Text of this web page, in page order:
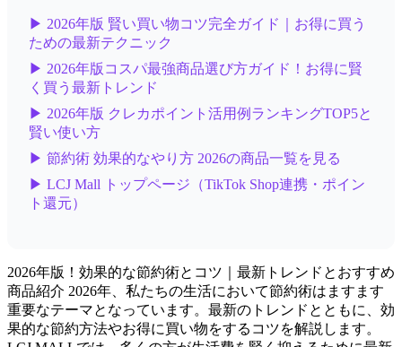
▶ 2026年版 賢い買い物コツ完全ガイド｜お得に買う
ための最新テクニック
▶ 2026年版コスパ最強商品選び方ガイド！お得に賢
く買う最新トレンド
▶ 2026年版 クレカポイント活用例ランキングTOP5と
賢い使い方
▶ 節約術 効果的なやり方 2026の商品一覧を見る
▶ LCJ Mall トップページ（TikTok Shop連携・ポイン
ト還元）
2026年版！効果的な節約術とコツ｜最新トレンドとおすすめ
商品紹介 2026年、私たちの生活において節約術はますます
重要なテーマとなっています。最新のトレンドとともに、効
果的な節約方法やお得に買い物をするコツを解説します。